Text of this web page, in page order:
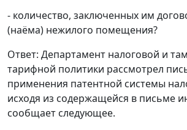
- количество, заключенных им
(наёма) нежилого помещения?
Ответ: Департамент налоговой и
тарифной политики рассмотрел
применения патентной системы
исходя из содержащейся в письме
сообщает следующее.